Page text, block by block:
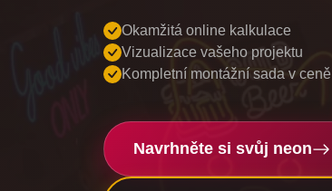
Okamžitá online kalkulace
Vizualizace vašeho projektu
Kompletní montážní sada v ceně
Navrhněte si svůj neon